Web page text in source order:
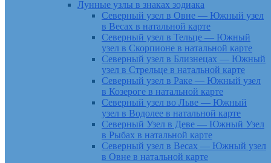
Лунные узлы в знаках зодиака
Северный узел в Овне — Южный узел
в Весах в натальной карте
Северный узел в Тельце — Южный
узел в Скорпионе в натальной карте
Северный узел в Близнецах — Южный
узел в Стрельце в натальной карте
Северный узел в Раке — Южный узел
в Козероге в натальной карте
Северный узел во Льве — Южный
узел в Водолее в натальной карте
Северный Узел в Деве — Южный Узел
в Рыбах в натальной карте
Северный узел в Весах — Южный узел
в Овне в натальной карте